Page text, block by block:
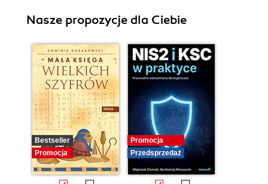
Nasze propozycje dla Ciebie
Bestseller
Promocja
Promocja
Przedsprzedaż